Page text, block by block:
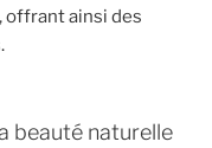
offrant ainsi des
beauté naturelle